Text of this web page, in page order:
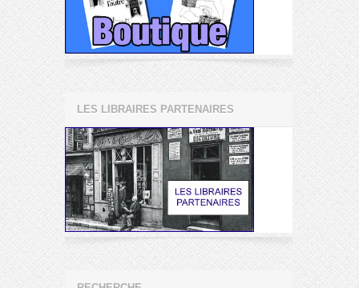
LES LIBRAIRES PARTENAIRES